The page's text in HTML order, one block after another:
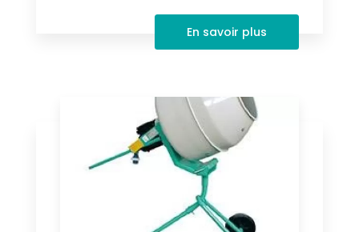
En savoir plus